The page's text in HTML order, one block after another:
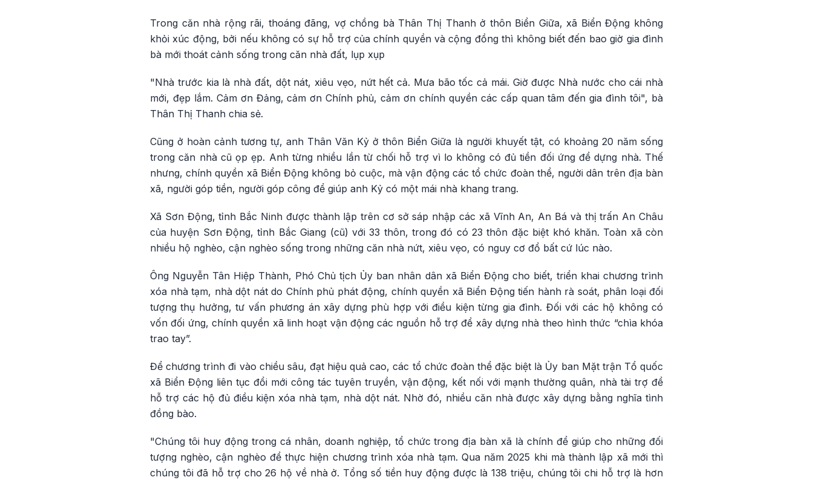
Trong căn nhà rộng rãi, thoáng đãng, vợ chồng bà Thân Thị Thanh ở thôn Biển Giữa, xã Biển Động không
khỏi xúc động, bởi nếu không có sự hỗ trợ của chính quyền và cộng đồng thì không biết đến bao giờ gia đình
bà mới thoát cảnh sống trong căn nhà đất, lụp xụp
"Nhà trước kia là nhà đất, dột nát, xiêu vẹo, nứt hết cả. Mưa bão tốc cả mái. Giờ được Nhà nước cho cái nhà
mới, đẹp lắm. Cảm ơn Đảng, cảm ơn Chính phủ, cảm ơn chính quyền các cấp quan tâm đến gia đình tôi", bà
Thân Thị Thanh chia sẻ.
Cũng ở hoàn cảnh tương tự, anh Thân Văn Kỷ ở thôn Biển Giữa là người khuyết tật, có khoảng 20 năm sống
trong căn nhà cũ ọp ẹp. Anh từng nhiều lần từ chối hỗ trợ vì lo không có đủ tiền đối ứng để dựng nhà. Thế
nhưng, chính quyền xã Biển Động không bỏ cuộc, mà vận động các tổ chức đoàn thể, người dân trên địa bàn
xã, người góp tiền, người góp công để giúp anh Kỷ có một mái nhà khang trang.
Xã Sơn Động, tỉnh Bắc Ninh được thành lập trên cơ sở sáp nhập các xã Vĩnh An, An Bá và thị trấn An Châu
của huyện Sơn Động, tỉnh Bắc Giang (cũ) với 33 thôn, trong đó có 23 thôn đặc biệt khó khăn. Toàn xã còn
nhiều hộ nghèo, cận nghèo sống trong những căn nhà nứt, xiêu vẹo, có nguy cơ đổ bất cứ lúc nào.
Ông Nguyễn Tân Hiệp Thành, Phó Chủ tịch Ủy ban nhân dân xã Biển Động cho biết, triển khai chương trình
xóa nhà tạm, nhà dột nát do Chính phủ phát động, chính quyền xã Biển Động tiến hành rà soát, phân loại đối
tượng thụ hưởng, tư vấn phương án xây dựng phù hợp với điều kiện từng gia đình. Đối với các hộ không có
vốn đối ứng, chính quyền xã linh hoạt vận động các nguồn hỗ trợ để xây dựng nhà theo hình thức “chìa khóa
trao tay”.
Để chương trình đi vào chiều sâu, đạt hiệu quả cao, các tổ chức đoàn thể đặc biệt là Ủy ban Mặt trận Tổ quốc
xã Biển Động liên tục đổi mới công tác tuyên truyền, vận động, kết nối với mạnh thường quân, nhà tài trợ để
hỗ trợ các hộ đủ điều kiện xóa nhà tạm, nhà dột nát. Nhờ đó, nhiều căn nhà được xây dựng bằng nghĩa tình
đồng bào.
"Chúng tôi huy động trong cá nhân, doanh nghiệp, tổ chức trong địa bàn xã là chính để giúp cho những đối
tượng nghèo, cận nghèo để thực hiện chương trình xóa nhà tạm. Qua năm 2025 khi mà thành lập xã mới thì
chúng tôi đã hỗ trợ cho 26 hộ về nhà ở. Tổng số tiền huy động được là 138 triệu, chúng tôi chi hỗ trợ là hơn